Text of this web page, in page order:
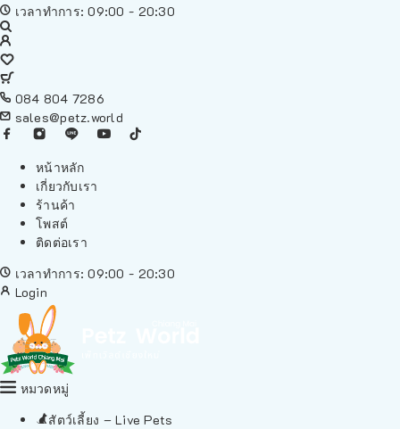
เวลาทำการ: 09:00 - 20:30
084 804 7286
sales@petz.world
หน้าหลัก
เกี่ยวกับเรา
ร้านค้า
โพสต์
ติดต่อเรา
เวลาทำการ: 09:00 - 20:30
Login
หมวดหมู่
สัตว์เลี้ยง – Live Pets